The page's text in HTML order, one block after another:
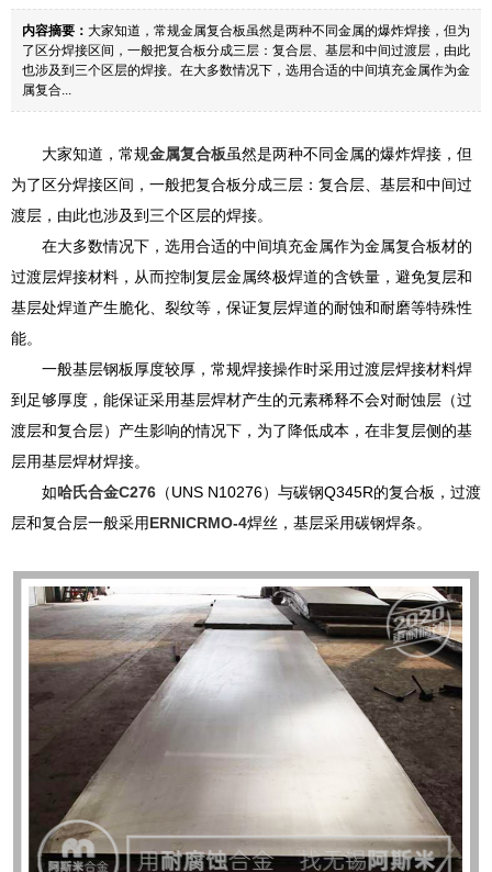
内容摘要： 大家知道，常规金属复合板虽然是两种不同金属的爆炸焊接，但为
了区分焊接区间，一般把复合板分成三层：复合层、基层和中间过渡层，由此
也涉及到三个区层的焊接。在大多数情况下，选用合适的中间填充金属作为金
属复合...
大家知道，常规金属复合板虽然是两种不同金属的爆炸焊接，但
为了区分焊接区间，一般把复合板分成三层：复合层、基层和中间过
渡层，由此也涉及到三个区层的焊接。
在大多数情况下，选用合适的中间填充金属作为金属复合板材的
过渡层焊接材料，从而控制复层金属终极焊道的含铁量，避免复层和
基层处焊道产生脆化、裂纹等，保证复层焊道的耐蚀和耐磨等特殊性
能。
一般基层钢板厚度较厚，常规焊接操作时采用过渡层焊接材料焊
到足够厚度，能保证采用基层焊材产生的元素稀释不会对耐蚀层（过
渡层和复合层）产生影响的情况下，为了降低成本，在非复层侧的基
层用基层焊材焊接。
如哈氏合金C276 （UNS N10276）与碳钢Q345R的复合板，过渡
层和复合层一般采用ERNICRMO-4焊丝，基层采用碳钢焊条。